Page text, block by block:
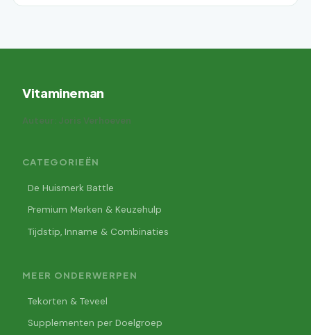
Vitamineman
Auteur: Joris Verhoeven
CATEGORIEËN
De Huismerk Battle
Premium Merken & Keuzehulp
Tijdstip, Inname & Combinaties
MEER ONDERWERPEN
Tekorten & Teveel
Supplementen per Doelgroep